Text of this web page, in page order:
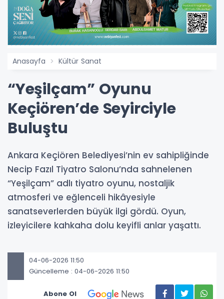
Anasayfa Kültür Sanat
“Yeşilçam” Oyunu
Keçiören’de Seyirciyle
Buluştu
Ankara Keçiören Belediyesi’nin ev sahipliğinde
Necip Fazıl Tiyatro Salonu’nda sahnelenen
“Yeşilçam” adlı tiyatro oyunu, nostaljik
atmosferi ve eğlenceli hikâyesiyle
sanatseverlerden büyük ilgi gördü. Oyun,
izleyicilere kahkaha dolu keyifli anlar yaşattı.
04-06-2026 11:50
Güncelleme : 04-06-2026 11:50
Abone Ol